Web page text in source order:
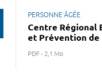
PERSONNE ÂGÉE
Centre Régional
et Prévention de
PDF - 2,1 Mo